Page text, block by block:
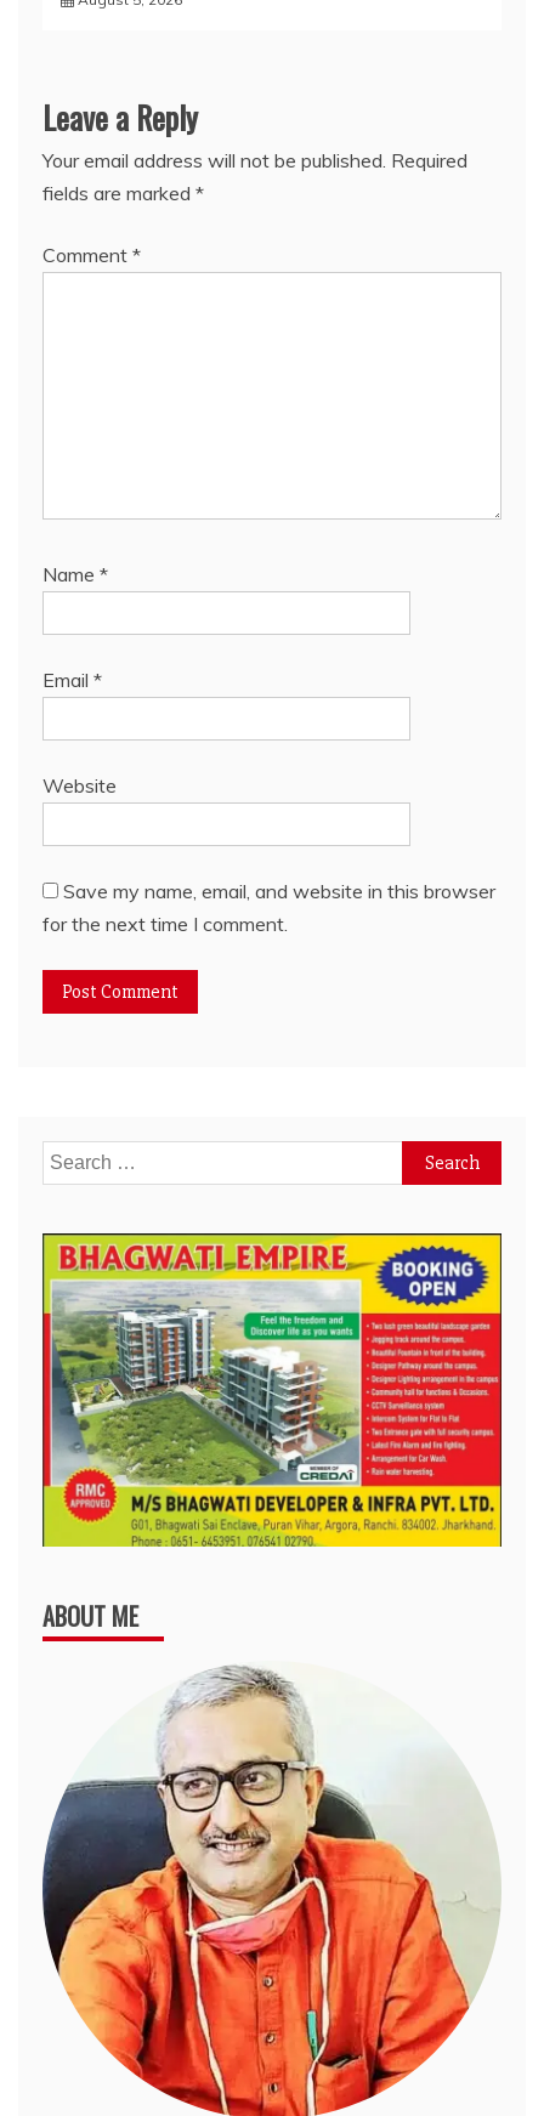
Leave a Reply
Your email address will not be published. Required
fields are marked *
Comment *
Name *
Email *
Website
Save my name, email, and website in this browser
for the next time I comment.
Search
for:
ABOUT ME